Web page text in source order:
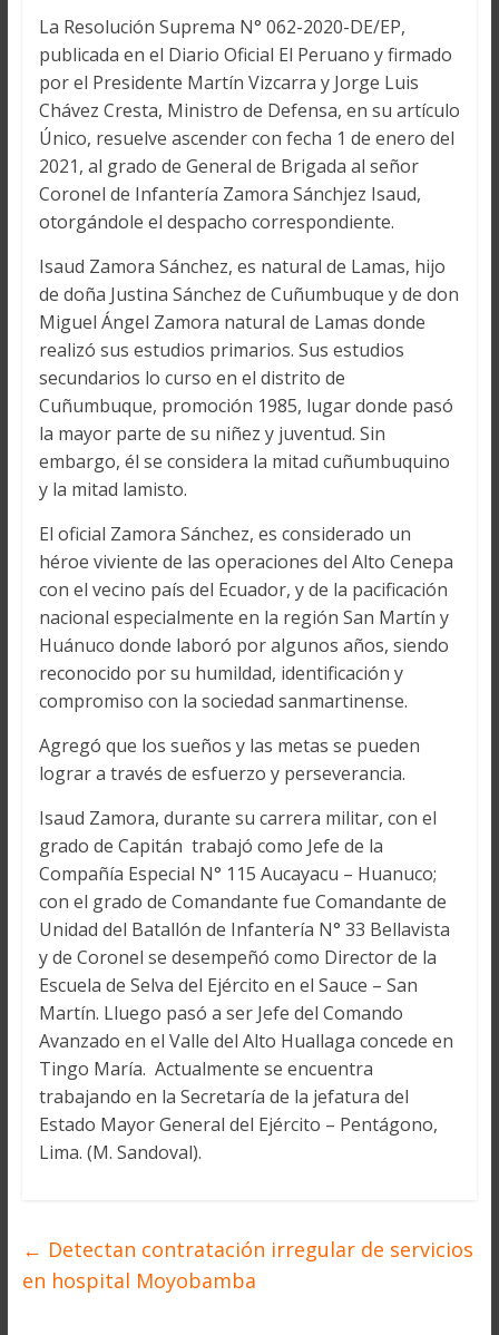
La Resolución Suprema N° 062-2020-DE/EP,
publicada en el Diario Oficial El Peruano y firmado
por el Presidente Martín Vizcarra y Jorge Luis
Chávez Cresta, Ministro de Defensa, en su artículo
Único, resuelve ascender con fecha 1 de enero del
2021, al grado de General de Brigada al señor
Coronel de Infantería Zamora Sánchjez Isaud,
otorgándole el despacho correspondiente.
Isaud Zamora Sánchez, es natural de Lamas, hijo
de doña Justina Sánchez de Cuñumbuque y de don
Miguel Ángel Zamora natural de Lamas donde
realizó sus estudios primarios. Sus estudios
secundarios lo curso en el distrito de
Cuñumbuque, promoción 1985, lugar donde pasó
la mayor parte de su niñez y juventud. Sin
embargo, él se considera la mitad cuñumbuquino
y la mitad lamisto.
El oficial Zamora Sánchez, es considerado un
héroe viviente de las operaciones del Alto Cenepa
con el vecino país del Ecuador, y de la pacificación
nacional especialmente en la región San Martín y
Huánuco donde laboró por algunos años, siendo
reconocido por su humildad, identificación y
compromiso con la sociedad sanmartinense.
Agregó que los sueños y las metas se pueden
lograr a través de esfuerzo y perseverancia.
Isaud Zamora, durante su carrera militar, con el
grado de Capitán trabajó como Jefe de la
Compañía Especial N° 115 Aucayacu – Huanuco;
con el grado de Comandante fue Comandante de
Unidad del Batallón de Infantería N° 33 Bellavista
y de Coronel se desempeñó como Director de la
Escuela de Selva del Ejército en el Sauce – San
Martín. Lluego pasó a ser Jefe del Comando
Avanzado en el Valle del Alto Huallaga concede en
Tingo María. Actualmente se encuentra
trabajando en la Secretaría de la jefatura del
Estado Mayor General del Ejército – Pentágono,
Lima. (M. Sandoval).
← Detectan contratación irregular de servicios
en hospital Moyobamba